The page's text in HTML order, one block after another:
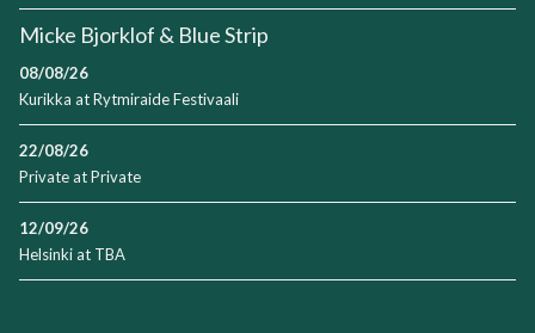
Micke Bjorklof & Blue Strip
08/08/26
Kurikka atRytmiraide Festivaali
22/08/26
PrivateatPrivate
12/09/26
Helsinkiat TBA